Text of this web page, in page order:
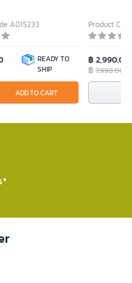
A015233
READY TO
SHIP
ADD TO CART
Product
฿ 2,990.00
฿7,990.00